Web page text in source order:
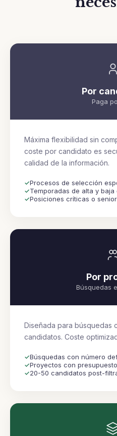
Por
Paga
Máxima flexibilidad sin
coste por candidato es
calidad de la información.
Procesos de selección
Temporadas de alta y baja
Posiciones críticas o senior
Por
Búsquedas
Diseñada para búsquedas
candidatos. Coste
Búsquedas con número
Proyectos con
20-50 candidatos post-